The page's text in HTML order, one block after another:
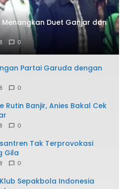
Menangkan Duet Ganjar dan
0
Partai Garuda dengan
0
Rutin Banjir, Anies Bakal Cek
0
Tak Terprovokasi
Gila
0
Sepakbola Indonesia